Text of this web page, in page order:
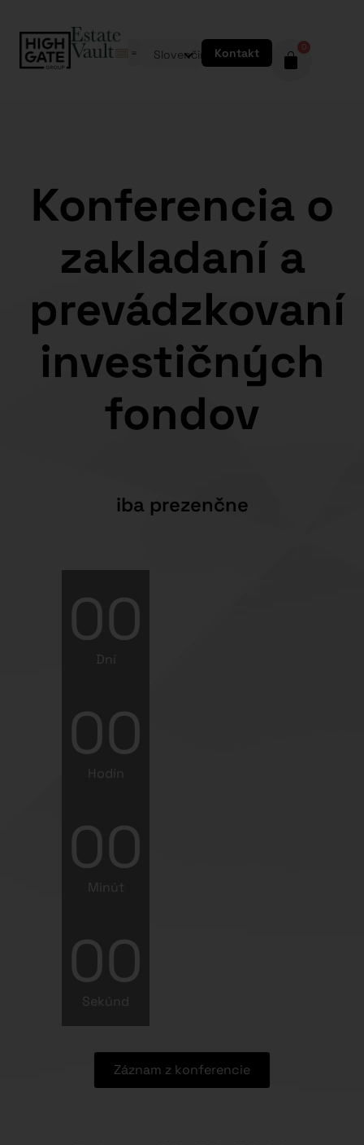
Slovenčina Kontakt 0
Konferencia o
zakladaní a
prevádzkovaní
investičných
fondov
iba prezenčne
00
Dní
00
Hodín
00
Minút
00
Sekúnd
Záznam z konferencie